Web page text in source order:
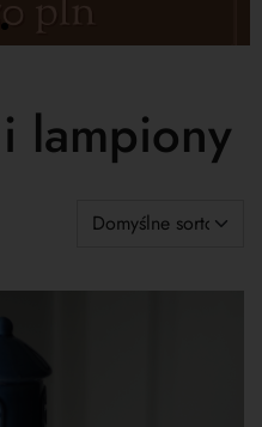
lampiony